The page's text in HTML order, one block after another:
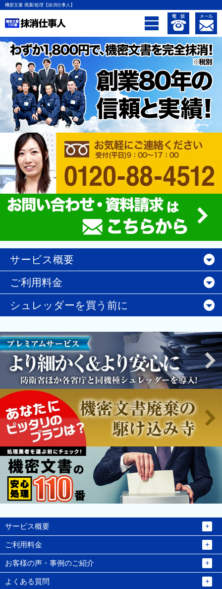
機密文書 廃棄/処理【抹消仕事人】
サービス概要
ご利用料金
シュレッダーを買う前に
サービス概要
ご利用料金
お客様の声・事例のご紹介
よくある質問